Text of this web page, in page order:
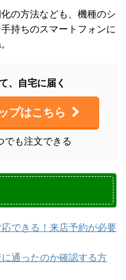
の方法なども、機種のシ
持ちのスマートフォンに
、自宅に届く
プはこちら
でも注文できる
できる！来店予約が必要
通ったのか確認する方